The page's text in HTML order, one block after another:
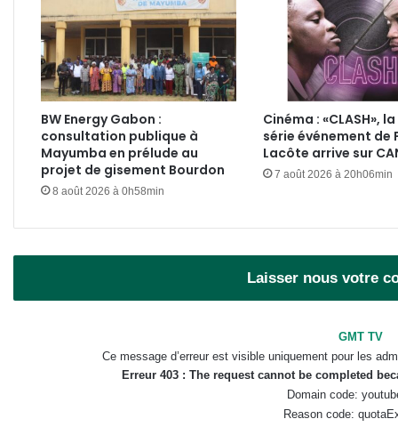
BW Energy Gabon :
consultation publique à
Mayumba en prélude au
projet de gisement Bourdon
8 août 2026 à 0h58min
Cinéma : «CLASH»,
série événement de
Lacôte arrive sur
7 août 2026 à 20h06min
Laisser nous votre
GMT TV
Ce message d’erreur est visible uniquement pour les
Erreur 403 : The request cannot be completed
Domain code:
Reason code: